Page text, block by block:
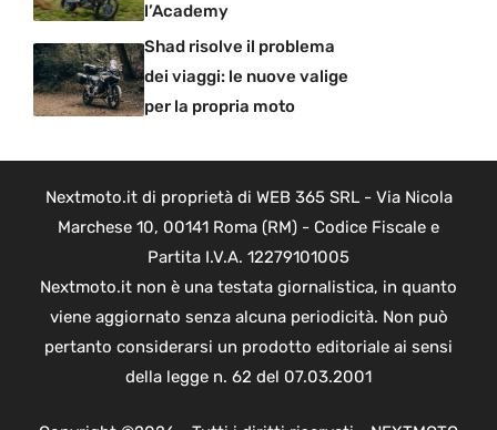
l’Academy
Shad risolve il problema
dei viaggi: le nuove valige
per la propria moto
Nextmoto.it di proprietà di WEB 365 SRL - Via Nicola
Marchese 10, 00141 Roma (RM) - Codice Fiscale e
Partita I.V.A. 12279101005
Nextmoto.it non è una testata giornalistica, in quanto
viene aggiornato senza alcuna periodicità. Non può
pertanto considerarsi un prodotto editoriale ai sensi
della legge n. 62 del 07.03.2001